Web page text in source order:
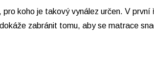
koho je takový vynález určen. V
zabránit tomu, aby se matrace